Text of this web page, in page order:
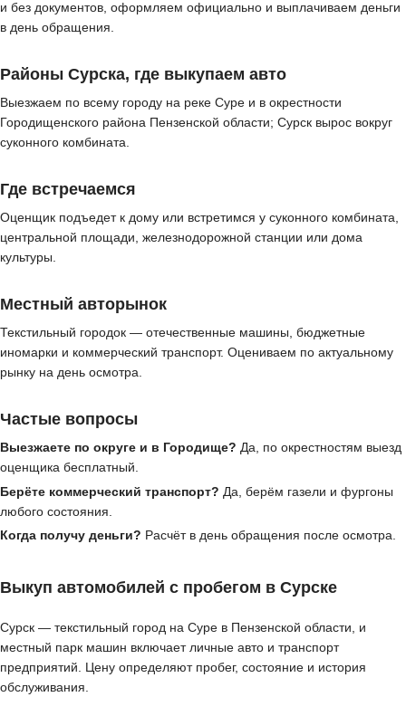
и без документов, оформляем официально и выплачиваем деньги
в день обращения.
Районы Сурска, где выкупаем авто
Выезжаем по всему городу на реке Суре и в окрестности
Городищенского района Пензенской области; Сурск вырос вокруг
суконного комбината.
Где встречаемся
Оценщик подъедет к дому или встретимся у суконного комбината,
центральной площади, железнодорожной станции или дома
культуры.
Местный авторынок
Текстильный городок — отечественные машины, бюджетные
иномарки и коммерческий транспорт. Оцениваем по актуальному
рынку на день осмотра.
Частые вопросы
Выезжаете по округе и в Городище? Да, по окрестностям выезд
оценщика бесплатный.
Берёте коммерческий транспорт? Да, берём газели и фургоны
любого состояния.
Когда получу деньги? Расчёт в день обращения после осмотра.
Выкуп автомобилей с пробегом в Сурске
Сурск — текстильный город на Суре в Пензенской области, и
местный парк машин включает личные авто и транспорт
предприятий. Цену определяют пробег, состояние и история
обслуживания.